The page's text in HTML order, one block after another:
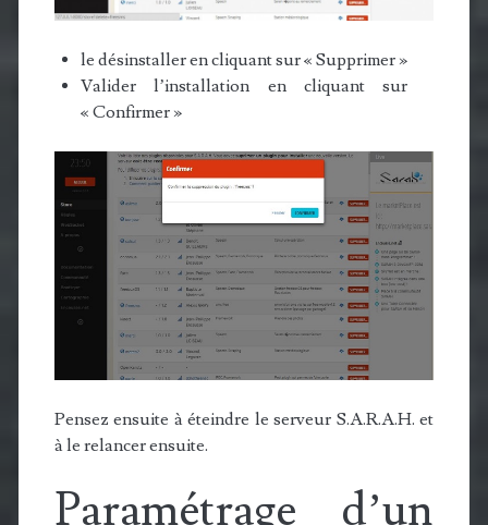
le désinstaller en cliquant sur « Supprimer »
Valider l’installation en cliquant sur
« Confirmer »
Pensez ensuite à éteindre le serveur S.A.R.A.H. et
à le relancer ensuite.
Paramétrage d’un